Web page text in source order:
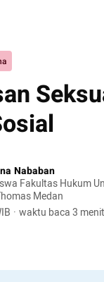
Nababan
Fakultas Hukum
Medan
· waktu baca 3 menit